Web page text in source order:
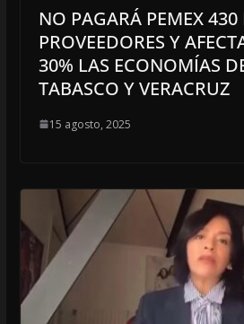
NO PAGARÁ PEMEX
PROVEEDORES Y
30% LAS ECONOMÍAS
TABASCO Y VERACRUZ
15 agosto, 2025